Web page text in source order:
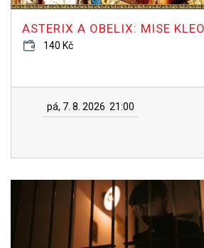
ASTERIX A OBELIX: MISE
140 Kč
pá, 7. 8. 2026 21:00